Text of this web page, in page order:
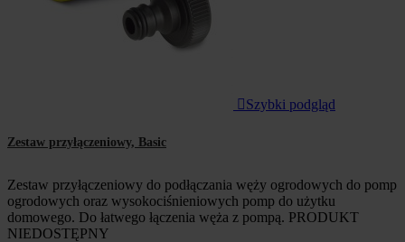
 Szybki podgląd
Zestaw przyłączeniowy, Basic
Zestaw przyłączeniowy do podłączania węży ogrodowych do pomp
ogrodowych oraz wysokociśnieniowych pomp do użytku
domowego. Do łatwego łączenia węża z pompą. PRODUKT
NIEDOSTĘPNY